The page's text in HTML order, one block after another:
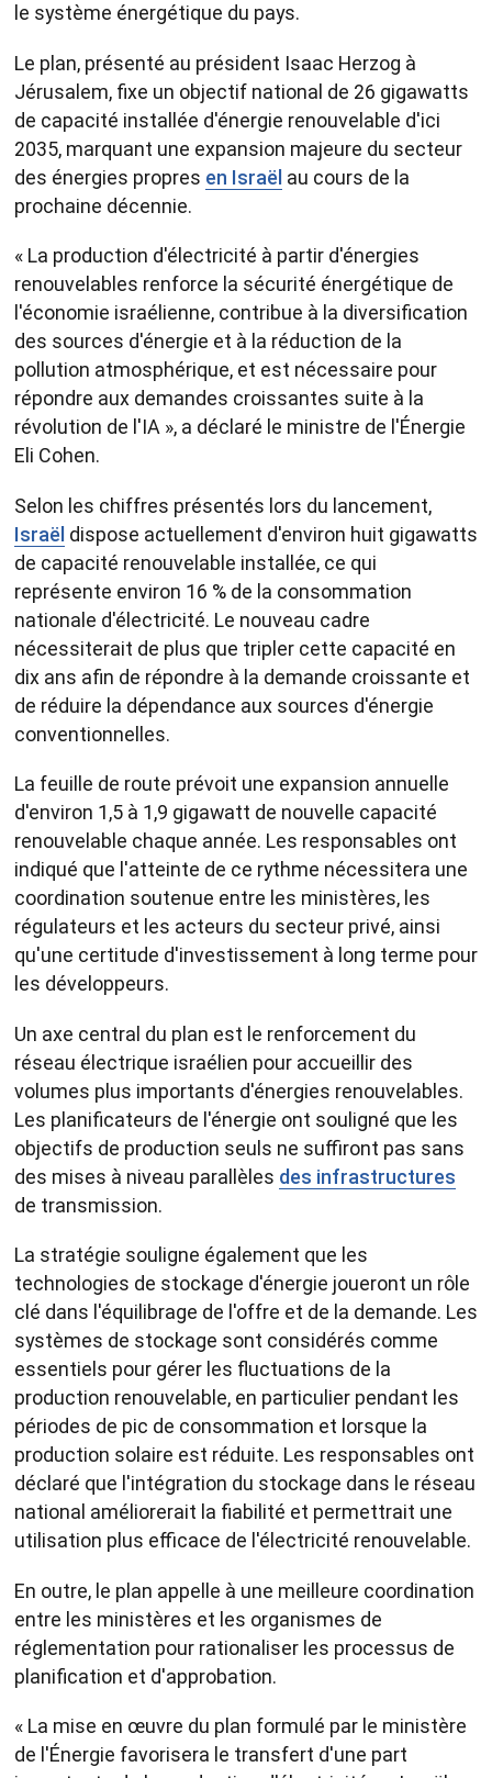
le système énergétique du pays.
Le plan, présenté au président Isaac Herzog à
Jérusalem, fixe un objectif national de 26 gigawatts
de capacité installée d'énergie renouvelable d'ici
2035, marquant une expansion majeure du secteur
des énergies propres en Israël au cours de la
prochaine décennie.
« La production d'électricité à partir d'énergies
renouvelables renforce la sécurité énergétique de
l'économie israélienne, contribue à la diversification
des sources d'énergie et à la réduction de la
pollution atmosphérique, et est nécessaire pour
répondre aux demandes croissantes suite à la
révolution de l'IA », a déclaré le ministre de l'Énergie
Eli Cohen.
Selon les chiffres présentés lors du lancement,
Israël dispose actuellement d'environ huit gigawatts
de capacité renouvelable installée, ce qui
représente environ 16 % de la consommation
nationale d'électricité. Le nouveau cadre
nécessiterait de plus que tripler cette capacité en
dix ans afin de répondre à la demande croissante et
de réduire la dépendance aux sources d'énergie
conventionnelles.
La feuille de route prévoit une expansion annuelle
d'environ 1,5 à 1,9 gigawatt de nouvelle capacité
renouvelable chaque année. Les responsables ont
indiqué que l'atteinte de ce rythme nécessitera une
coordination soutenue entre les ministères, les
régulateurs et les acteurs du secteur privé, ainsi
qu'une certitude d'investissement à long terme pour
les développeurs.
Un axe central du plan est le renforcement du
réseau électrique israélien pour accueillir des
volumes plus importants d'énergies renouvelables.
Les planificateurs de l'énergie ont souligné que les
objectifs de production seuls ne suffiront pas sans
des mises à niveau parallèles des infrastructures
de transmission.
La stratégie souligne également que les
technologies de stockage d'énergie joueront un rôle
clé dans l'équilibrage de l'offre et de la demande. Les
systèmes de stockage sont considérés comme
essentiels pour gérer les fluctuations de la
production renouvelable, en particulier pendant les
périodes de pic de consommation et lorsque la
production solaire est réduite. Les responsables ont
déclaré que l'intégration du stockage dans le réseau
national améliorerait la fiabilité et permettrait une
utilisation plus efficace de l'électricité renouvelable.
En outre, le plan appelle à une meilleure coordination
entre les ministères et les organismes de
réglementation pour rationaliser les processus de
planification et d'approbation.
« La mise en œuvre du plan formulé par le ministère
de l'Énergie favorisera le transfert d'une part